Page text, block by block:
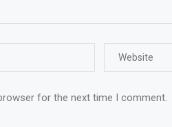
for the next time I comment.